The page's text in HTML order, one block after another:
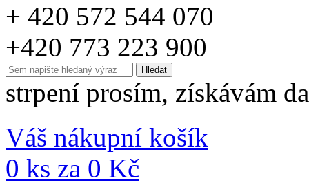
+ 420 572 544 070
+420 773 223 900
strpení prosím, získávám
Váš nákupní košík
0 ks za 0 Kč